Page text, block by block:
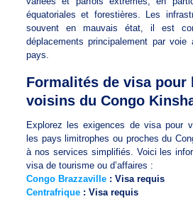
équatoriales et forestières. Les
souvent en mauvais état, il est
déplacements principalement par voie
pays.
Formalités de visa pour
voisins du Congo
Explorez les exigences de visa pour
les pays limitrophes ou proches du
à nos services simplifiés. Voici les
visa de tourisme ou d’affaires :
Congo Brazzaville: Visa requis
Centrafrique: Visa requis